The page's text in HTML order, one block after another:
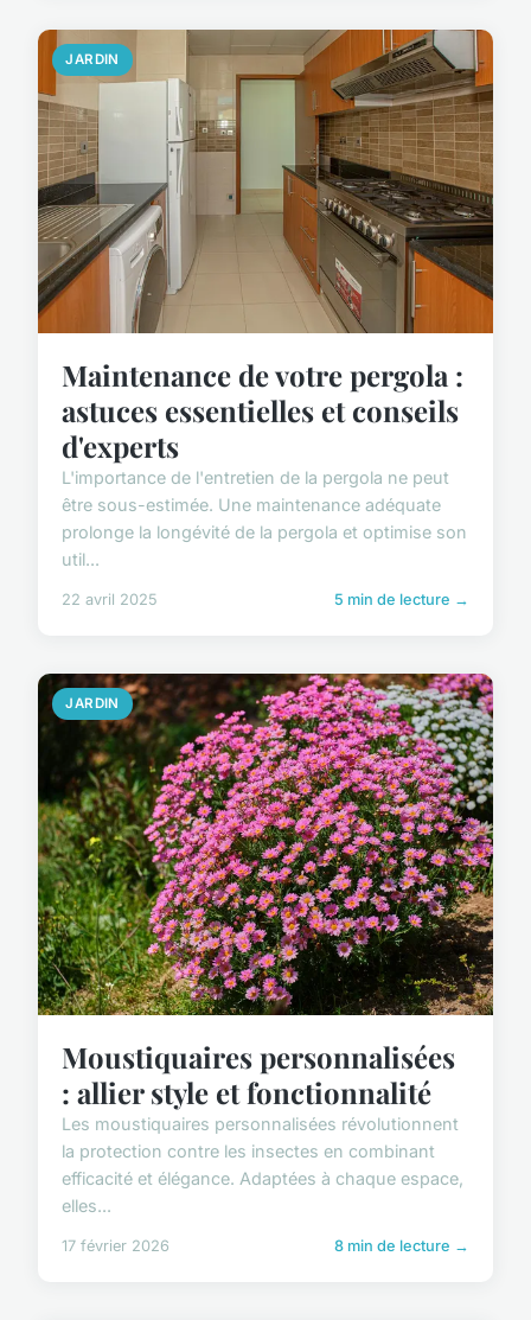
JARDIN
Maintenance de votre pergola :
astuces essentielles et conseils
d'experts
L'importance de l'entretien de la pergola ne peut
être sous-estimée. Une maintenance adéquate
prolonge la longévité de la pergola et optimise son
util...
22 avril 2025 5 min de lecture →
JARDIN
Moustiquaires personnalisées
: allier style et fonctionnalité
Les moustiquaires personnalisées révolutionnent
la protection contre les insectes en combinant
efficacité et élégance. Adaptées à chaque espace,
elles...
17 février 2026 8 min de lecture →